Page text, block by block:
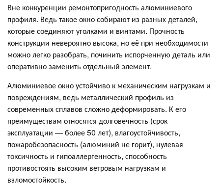
Вне конкуренции ремонтопригодность алюминиевого
профиля. Ведь такое окно собирают из разных деталей,
которые соединяют уголками и винтами. Прочность
конструкции невероятно высока, но её при необходимости
можно легко разобрать, починить испорченную деталь или
оперативно заменить отдельный элемент.
Алюминиевое окно устойчиво к механическим нагрузкам и
повреждениям, ведь металлический профиль из
современных сплавов сложно деформировать. К его
преимуществам относятся долговечность (срок
эксплуатации — более 50 лет), влагоустойчивость,
пожаробезопасность (алюминий не горит), нулевая
токсичность и гипоаллергенность, способность
противостоять высоким ветровым нагрузкам и
взломостойкость.